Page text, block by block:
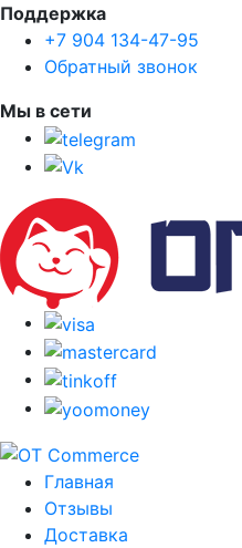
Поддержка
+7 904 134-47-95
Обратный звонок
Мы в сети
Главная
Отзывы
Доставка